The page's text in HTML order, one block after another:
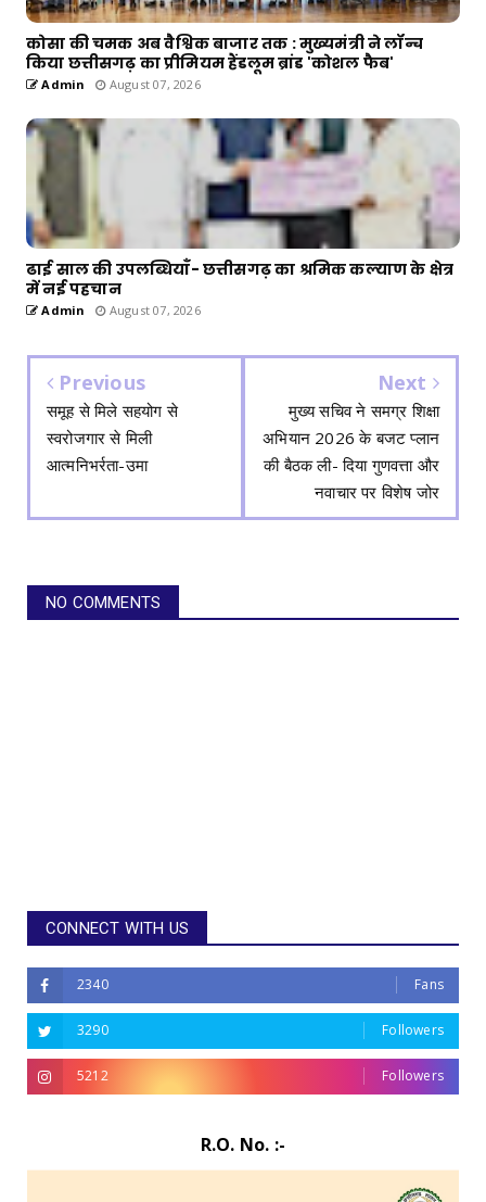
कोसा की चमक अब वैश्विक बाजार तक : मुख्यमंत्री ने लॉन्च
किया छत्तीसगढ़ का प्रीमियम हैंडलूम ब्रांड 'कोशल फैब'
Admin August 07, 2026
ढाई साल की उपलब्धियाँ- छत्तीसगढ़ का श्रमिक कल्याण के क्षेत्र
में नई पहचान
Admin August 07, 2026
Previous
समूह से मिले सहयोग से
स्वरोजगार से मिली
आत्मनिभर्रता-उमा
Next
मुख्य सचिव ने समग्र शिक्षा
अभियान 2026 के बजट प्लान
की बैठक ली- दिया गुणवत्ता और
नवाचार पर विशेष जोर
NO COMMENTS
CONNECT WITH US
2340 Fans
3290 Followers
5212 Followers
R.O. No. :-